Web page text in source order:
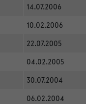
14.07.2006
10.02.2006
22.07.2005
04.02.2005
30.07.2004
06.02.2004